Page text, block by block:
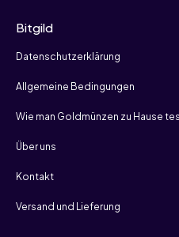
Bitgild
Datenschutzerklärung
Allgemeine Bedingungen
Wie man Goldmünzen zu Hause
Über uns
Kontakt
Versand und Lieferung